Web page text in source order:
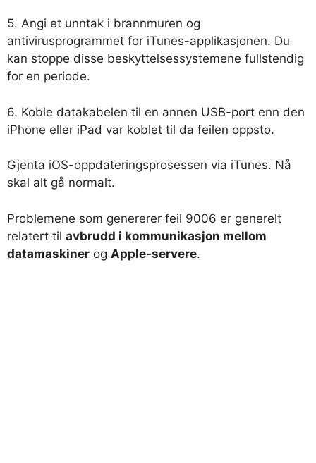
5. Angi et unntak i brannmuren og
antivirusprogrammet for iTunes-applikasjonen. Du
kan stoppe disse beskyttelsessystemene fullstendig
for en periode.
6. Koble datakabelen til en annen USB-port enn den
iPhone eller iPad var koblet til da feilen oppsto.
Gjenta iOS-oppdateringsprosessen via iTunes. Nå
skal alt gå normalt.
Problemene som genererer feil 9006 er generelt
relatert til avbrudd i kommunikasjon mellom
datamaskiner og Apple-servere.